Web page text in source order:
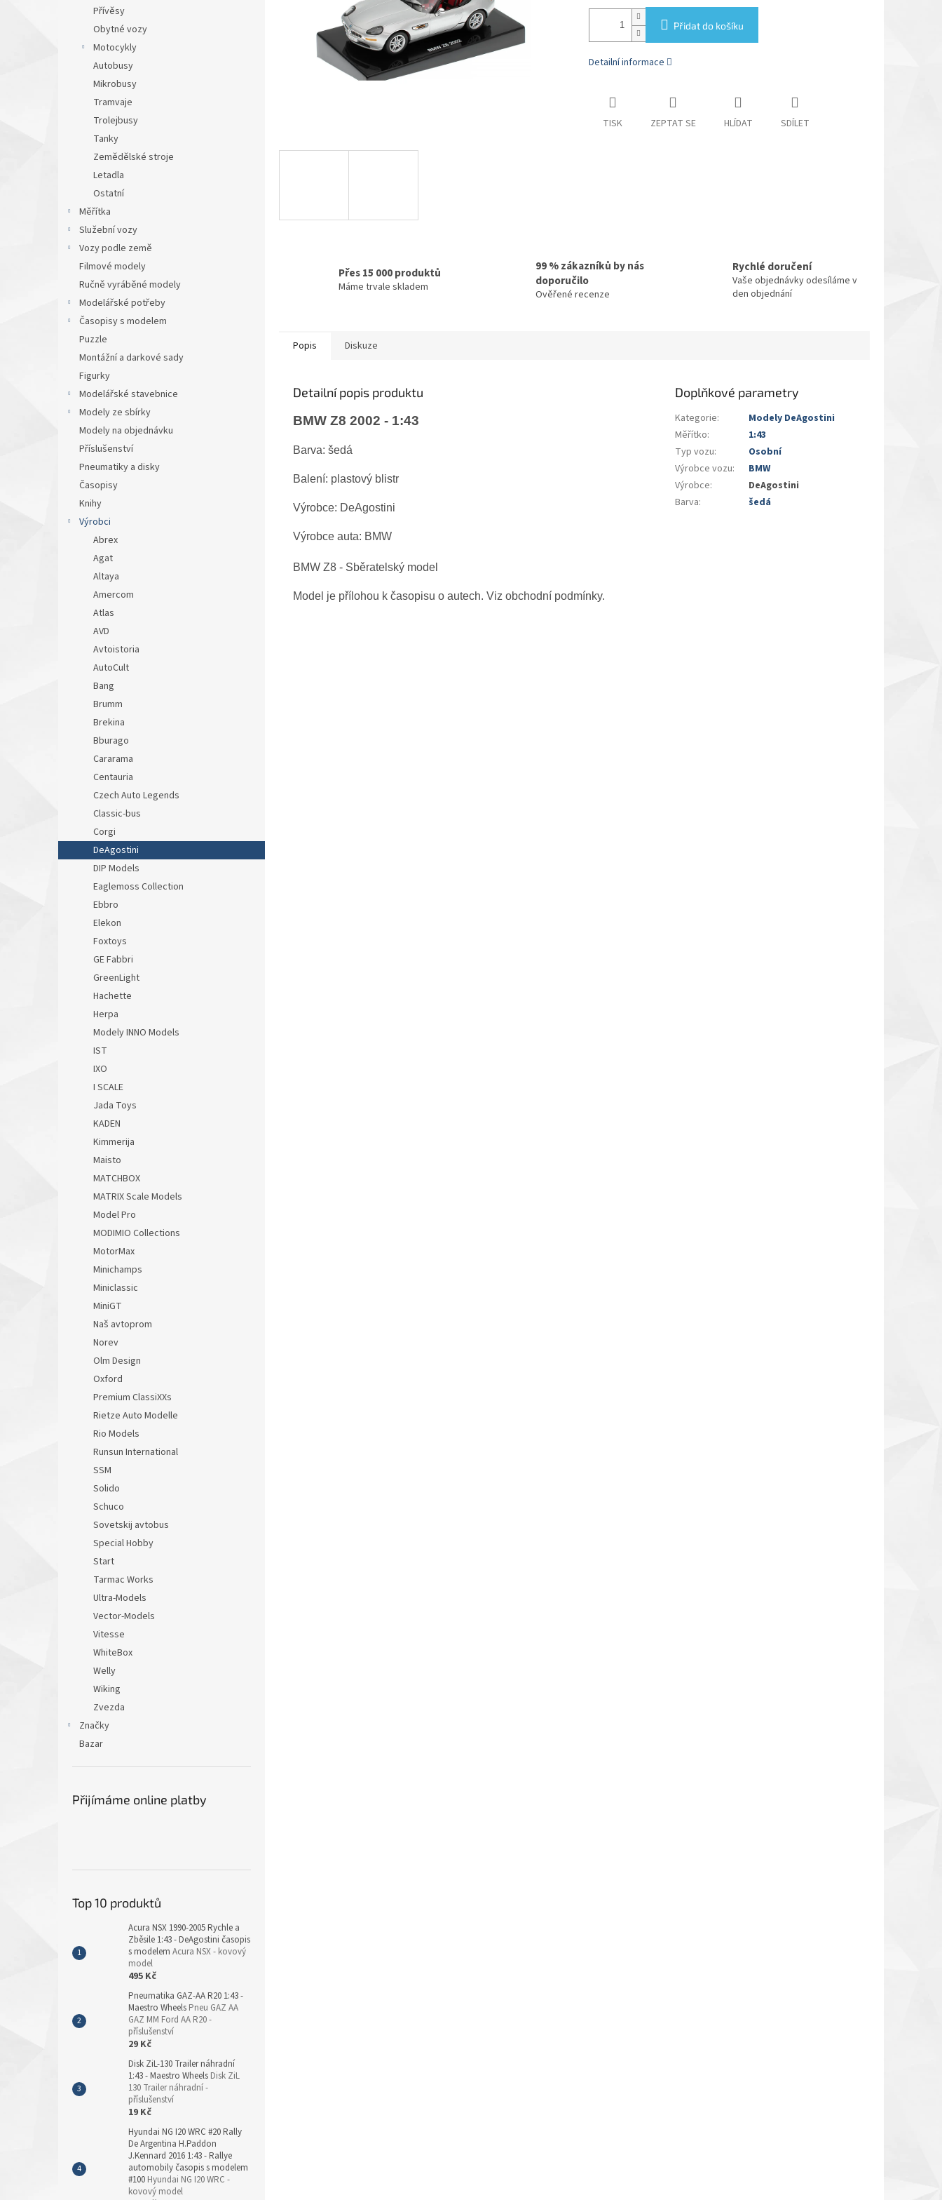
Přívěsy
Obytné vozy
Motocykly
Autobusy
Mikrobusy
Tramvaje
Trolejbusy
Tanky
Zemědělské stroje
Letadla
Ostatní
Měřítka
Služební vozy
Vozy podle země
Filmové modely
Ručně vyráběné modely
Modelářské potřeby
Časopisy s modelem
Puzzle
Montážní a darkové sady
Figurky
Modelářské stavebnice
Modely ze sbírky
Modely na objednávku
Příslušenství
Pneumatiky a disky
Časopisy
Knihy
Výrobci
Abrex
Agat
Altaya
Amercom
Atlas
AVD
Avtoistoria
AutoCult
Bang
Brumm
Brekina
Bburago
Cararama
Centauria
Czech Auto Legends
Classic-bus
Corgi
DeAgostini
DIP Models
Eaglemoss Collection
Ebbro
Elekon
Foxtoys
GE Fabbri
GreenLight
Hachette
Herpa
Modely INNO Models
IST
IXO
I SCALE
Jada Toys
KADEN
Kimmerija
Maisto
MATCHBOX
MATRIX Scale Models
Model Pro
MODIMIO Collections
MotorMax
Minichamps
Miniclassic
MiniGT
Naš avtoprom
Norev
Olm Design
Oxford
Premium ClassiXXs
Rietze Auto Modelle
Rio Models
Runsun International
SSM
Solido
Schuco
Sovetskij avtobus
Special Hobby
Start
Tarmac Works
Ultra-Models
Vector-Models
Vitesse
WhiteBox
Welly
Wiking
Zvezda
Značky
Bazar
Přijímáme online platby
Top 10 produktů
Acura NSX 1990-2005 Rychle a
Zběsile 1:43 - DeAgostini časopis
s modelem Acura NSX - kovový
model
495 Kč
Pneumatika GAZ-AA R20 1:43 -
Maestro Wheels Pneu GAZ AA
GAZ MM Ford AA R20 -
příslušenství
29 Kč
Disk ZiL-130 Trailer náhradní
1:43 - Maestro Wheels Disk ZiL
130 Trailer náhradní -
příslušenství
19 Kč
Hyundai NG I20 WRC #20 Rally
De Argentina H.Paddon
J.Kennard 2016 1:43 - Rallye
automobily časopis s modelem
#100 Hyundai NG I20 WRC -
kovový model
Přidat do košíku
Detailní informace
TISK ZEPTAT SE HLÍDAT SDÍLET
Přes 15 000 produktů
Máme trvale skladem
99 % zákazníků by nás
doporučilo
Ověřené recenze
Rychlé doručení
Vaše objednávky odesíláme v
den objednání
Popis Diskuze
Detailní popis produktu
BMW Z8 2002 - 1:43
Barva: šedá
Balení: plastový blistr
Výrobce: DeAgostini
Výrobce auta: BMW
BMW Z8 - Sběratelský model
Model je přílohou k časopisu o autech. Viz obchodní podmínky.
Doplňkové parametry
Kategorie:
Modely DeAgostini
Měřítko:
1:43
Typ vozu:
Osobní
Výrobce vozu:
BMW
Výrobce:
DeAgostini
Barva: šedá